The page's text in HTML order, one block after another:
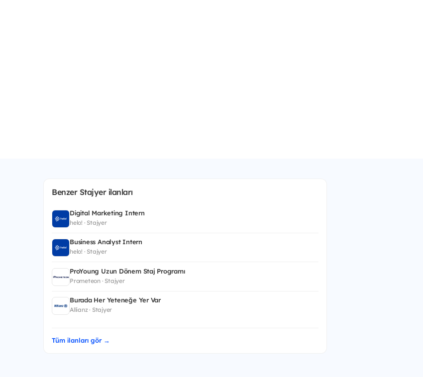
Benzer Stajyer ilanları
Digital Marketing Intern
helo! · Stajyer
Business Analyst Intern
helo! · Stajyer
ProYoung Uzun Dönem Staj Programı
Prometeon · Stajyer
Burada Her Yeteneğe Yer Var
Allianz · Stajyer
Tüm ilanları gör →